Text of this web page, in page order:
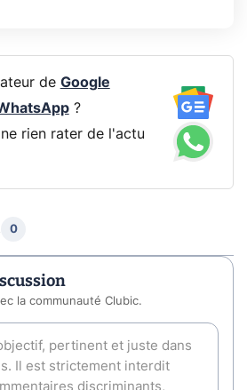
de Google
?
rien rater de l'actu
0
la communauté Clubic.